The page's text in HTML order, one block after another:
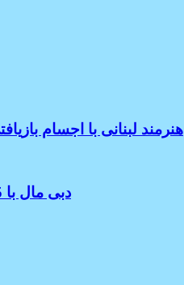
هنرمند لبنانی با اجسام
دبی مال با 105 میلیون بازدیدکننده در سال 2023 پربازدیدترین مکان در دنیا شد